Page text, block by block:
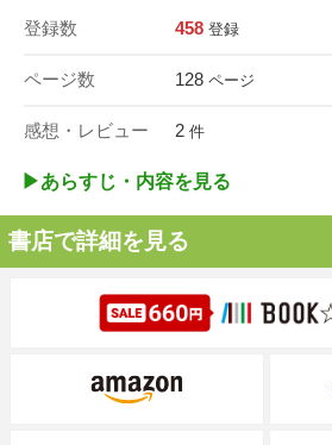
登録数 458 登録
ページ数 128 ページ
感想・レビュー 2 件
▶︎あらすじ・内容を見る
書店で詳細を見る